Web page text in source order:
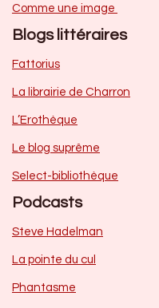
Comme une image
Blogs littéraires
Fattorius
La librairie de Charron
L’Erothèque
Le blog suprême
Select-bibliothèque
Podcasts
Steve Hadelman
La pointe du cul
Phantasme